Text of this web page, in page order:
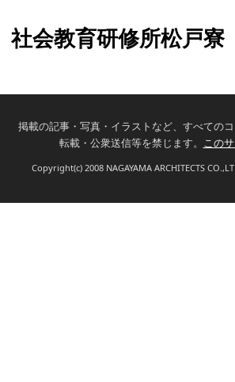
社会教育研修所松戸寮
掲載の記事・写真・イラストなど、すべての
転載・公衆送信等を禁じます。 この
Copyright(c) 2008 NAGAYAMA ARCHITECTS